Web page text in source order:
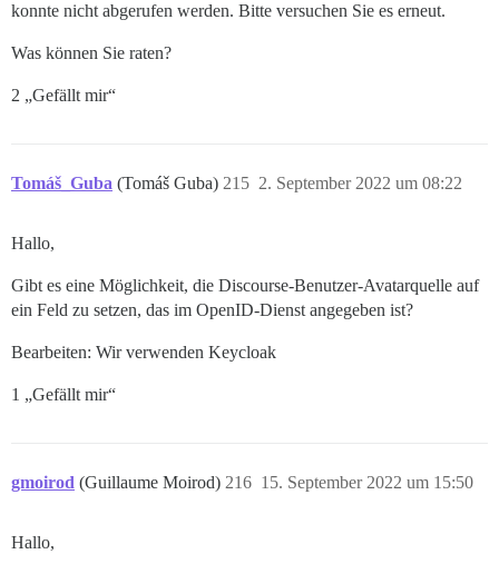
konnte nicht abgerufen werden. Bitte versuchen Sie es erneut.
Was können Sie raten?
2 „Gefällt mir“
Tomáš_Guba (Tomáš Guba) 2. September 2022 um 08:22
215
Hallo,
Gibt es eine Möglichkeit, die Discourse-Benutzer-Avatarquelle auf
ein Feld zu setzen, das im OpenID-Dienst angegeben ist?
Bearbeiten: Wir verwenden Keycloak
1 „Gefällt mir“
gmoirod (Guillaume Moirod) 15. September 2022 um 15:50
216
Hallo,